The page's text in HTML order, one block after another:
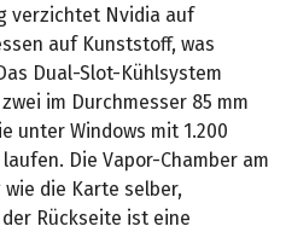
verzichtet Nvidia auf
auf Kunststoff, was
Dual-Slot-Kühlsystem
im Durchmesser 85 mm
unter Windows mit 1.200
Die Vapor-Chamber am
die Karte selber,
Rückseite ist eine